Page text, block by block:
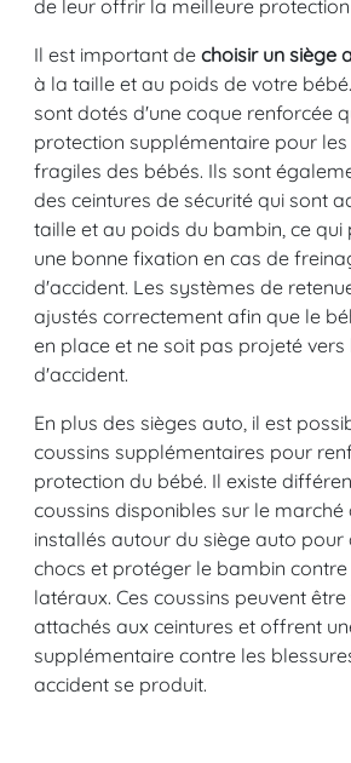
de leur offrir la meilleure
Il est important de choisir un siège
à la taille et au poids de votre
sont dotés d'une coque renforcée
protection supplémentaire pour
fragiles des bébés. Ils sont
des ceintures de sécurité qui sont
taille et au poids du bambin, ce
une bonne fixation en cas de
d'accident. Les systèmes de
ajustés correctement afin que le
en place et ne soit pas projeté vers
d'accident.
En plus des sièges auto, il est
coussins supplémentaires pour
protection du bébé. Il existe
coussins disponibles sur le marché
installés autour du siège auto pour
chocs et protéger le bambin
latéraux. Ces coussins peuvent
attachés aux ceintures et offrent
supplémentaire contre les
accident se produit.